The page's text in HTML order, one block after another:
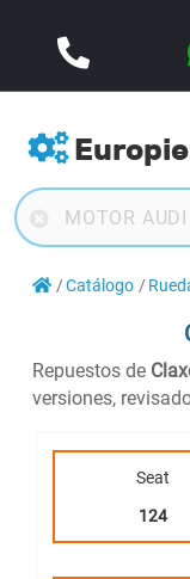
Catálogo
Repuestos de
versiones,
Seat
124